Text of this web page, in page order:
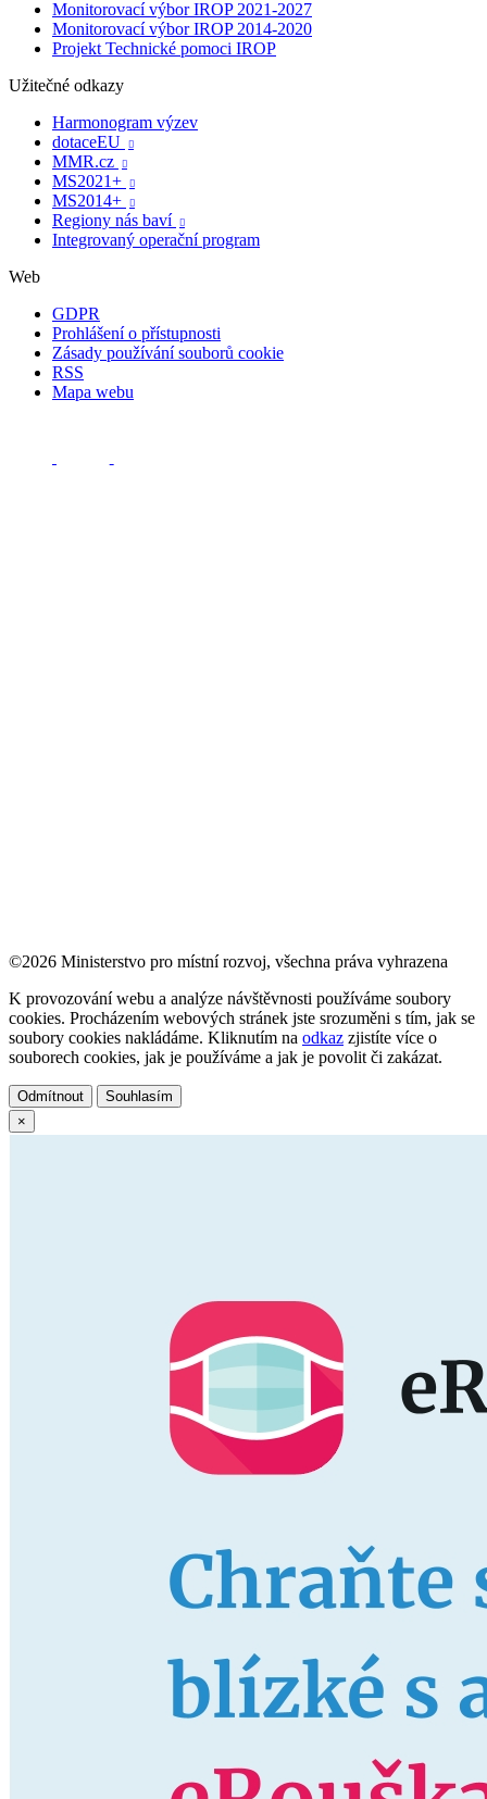
Monitorovací výbor IROP 2021-2027
Monitorovací výbor IROP 2014-2020
Projekt Technické pomoci IROP
Užitečné odkazy
Harmonogram výzev
dotaceEU

MMR.cz 
MS2021+ 
MS2014+ 
Regiony nás baví 
Integrovaný operační program
Web
GDPR
Prohlášení o přístupnosti
Zásady používání souborů cookie
RSS
Mapa webu
©2026 Ministerstvo pro místní rozvoj, všechna práva vyhrazena
K provozování webu a analýze návštěvnosti používáme soubory
cookies. Procházením webových stránek jste srozuměni s tím, jak se
soubory cookies nakládáme. Kliknutím na odkaz zjistíte více o
souborech cookies, jak je používáme a jak je povolit či zakázat.
Odmítnout
Souhlasím
×